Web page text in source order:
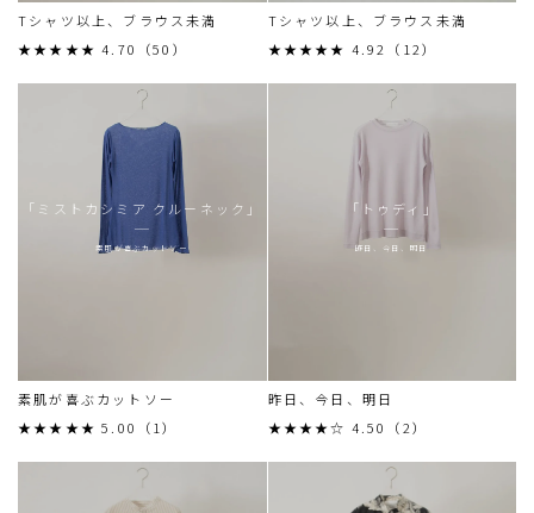
Tシャツ以上、ブラウス未満
★★★★★ 4.70（50）
Tシャツ以上、ブラウス未満
★★★★★ 4.92（12）
「ミストカシミア クルーネック」
素肌が喜ぶカットソー
素肌が喜ぶカットソー
★★★★★ 5.00（1）
「トゥディ」
昨日、今日、明日
昨日、今日、明日
★★★★☆ 4.50（2）